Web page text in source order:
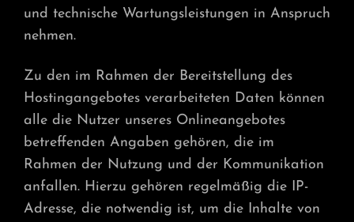
und technische Wartungsleistungen in Anspruch
nehmen.
Zu den im Rahmen der Bereitstellung des
Hostingangebotes verarbeiteten Daten können
alle die Nutzer unseres Onlineangebotes
betreffenden Angaben gehören, die im
Rahmen der Nutzung und der Kommunikation
anfallen. Hierzu gehören regelmäßig die IP-
Adresse, die notwendig ist, um die Inhalte von